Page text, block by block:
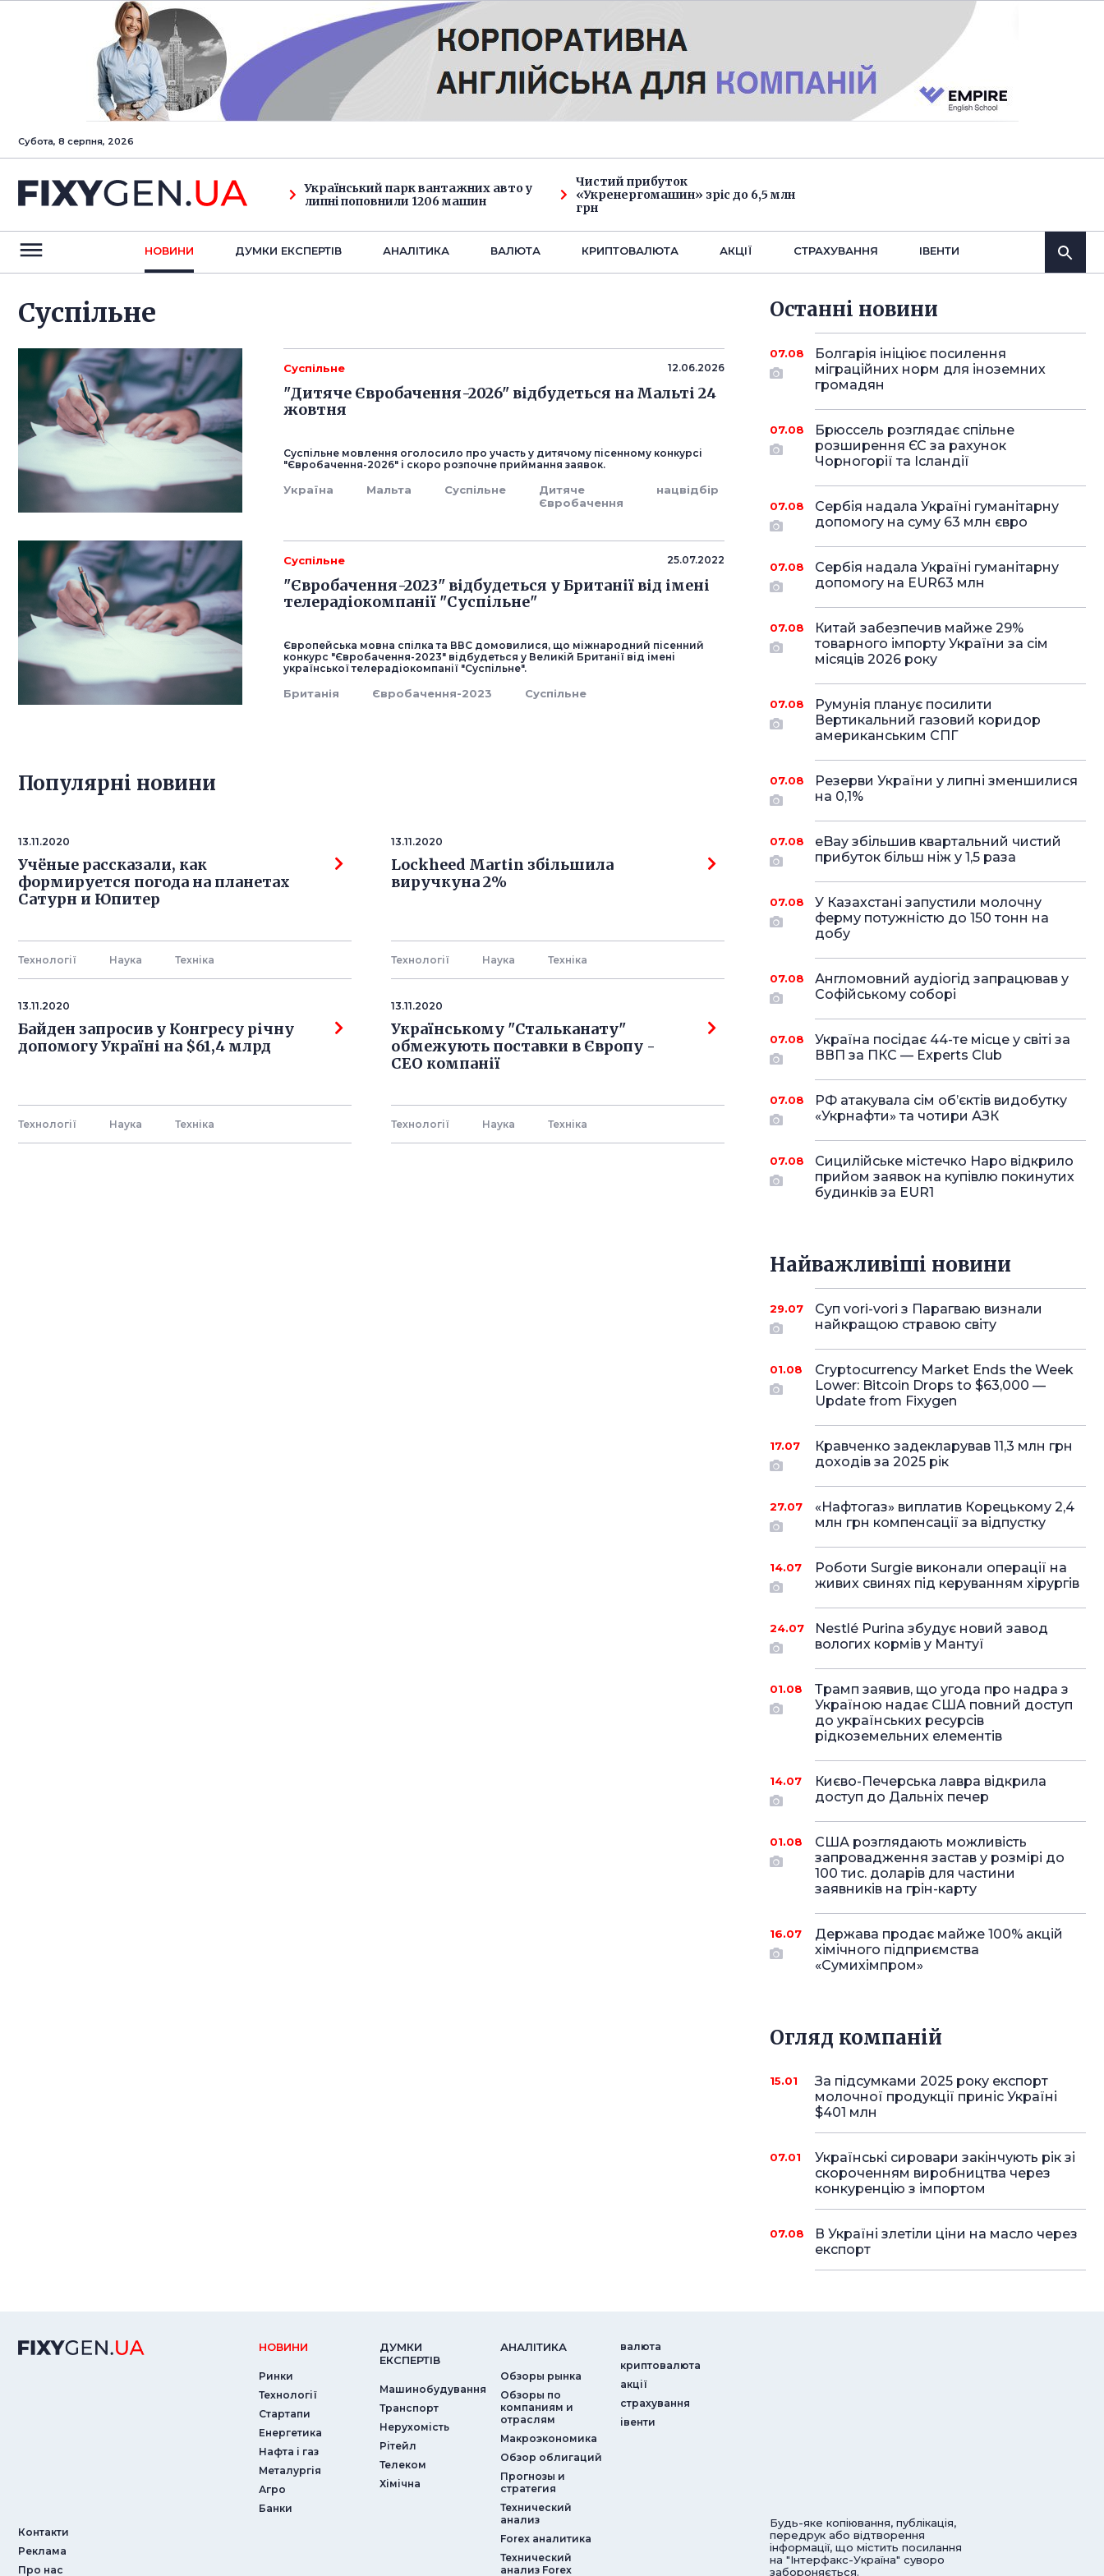
Субота, 8 серпня, 2026
Український парк вантажних авто у
липні поповнили 1206 машин
Чистий прибуток
«Укренергомашин» зріс до 6,5 млн
грн
НОВИНИ ДУМКИ ЕКСПЕРТIВ АНАЛIТИКА ВАЛЮТА КРИПТОВАЛЮТА АКЦІЇ СТРАХУВАННЯ IВЕНТИ
Суспільне
Суспільне 12.06.2026
"Дитяче Євробачення-2026" відбудеться на Мальті 24
жовтня
Суспільне мовлення оголосило про участь у дитячому пісенному конкурсі
"Євробачення-2026" і скоро розпочне приймання заявок.
Україна Мальта Суспільне
Дитяче
Євробачення
нацвідбір
Суспільне 25.07.2022
"Євробачення-2023" відбудеться у Британії від імені
телерадіокомпанії "Суспільне"
Європейська мовна спілка та ВВС домовилися, що міжнародний пісенний
конкурс "Євробачення-2023" відбудеться у Великій Британії від імені
української телерадіокомпанії "Суспільне".
Британія Євробачення-2023 Суспільне
Популярнi новини
13.11.2020
Учёные рассказали, как
формируется погода на планетах
Сатурн и Юпитер
Технології Наука Технiка
13.11.2020
Lockheed Martin збільшила
виручкуна 2%
Технології Наука Технiка
13.11.2020
Байден запросив у Конгресу річну
допомогу Україні на $61,4 млрд
Технології Наука Технiка
13.11.2020
Українському "Стальканату"
обмежують поставки в Європу -
СЕО компанії
Технології Наука Технiка
Останнi новини
07.08
Болгарія ініціює посилення
міграційних норм для іноземних
громадян
07.08
Брюссель розглядає спільне
розширення ЄС за рахунок
Чорногорії та Ісландії
07.08
Сербія надала Україні гуманітарну
допомогу на суму 63 млн євро
07.08
Сербія надала Україні гуманітарну
допомогу на EUR63 млн
07.08
Китай забезпечив майже 29%
товарного імпорту України за сім
місяців 2026 року
07.08
Румунія планує посилити
Вертикальний газовий коридор
американським СПГ
07.08
Резерви України у липні зменшилися
на 0,1%
07.08
eBay збільшив квартальний чистий
прибуток більш ніж у 1,5 раза
07.08
У Казахстані запустили молочну
ферму потужністю до 150 тонн на
добу
07.08
Англомовний аудіогід запрацював у
Софійському соборі
07.08
Україна посідає 44-те місце у світі за
ВВП за ПКС — Experts Club
07.08
РФ атакувала сім об’єктів видобутку
«Укрнафти» та чотири АЗК
07.08
Сицилійське містечко Наро відкрило
прийом заявок на купівлю покинутих
будинків за EUR1
Найважливіші новини
29.07
Суп vori-vori з Парагваю визнали
найкращою стравою світу
01.08
Cryptocurrency Market Ends the Week
Lower: Bitcoin Drops to $63,000 —
Update from Fixygen
17.07
Кравченко задекларував 11,3 млн грн
доходів за 2025 рік
27.07
«Нафтогаз» виплатив Корецькому 2,4
млн грн компенсації за відпустку
14.07
Роботи Surgie виконали операції на
живих свинях під керуванням хірургів
24.07
Nestlé Purina збудує новий завод
вологих кормів у Мантуї
01.08
Трамп заявив, що угода про надра з
Україною надає США повний доступ
до українських ресурсів
рідкоземельних елементів
14.07
Києво-Печерська лавра відкрила
доступ до Дальніх печер
01.08
США розглядають можливість
запровадження застав у розмірі до
100 тис. доларів для частини
заявників на грін-карту
16.07
Держава продає майже 100% акцій
хімічного підприємства
«Сумихімпром»
Огляд компаній
15.01
За підсумками 2025 року експорт
молочної продукції приніс Україні
$401 млн
07.01
Українські сировари закінчують рік зі
скороченням виробництва через
конкуренцію з імпортом
07.08
В Україні злетіли ціни на масло через
експорт
Контакти
Реклама
Про нас
НОВИНИ
Ринки
Технології
Стартапи
Енергетика
Нафта і газ
Металургія
Агро
Банки
ДУМКИ
ЕКСПЕРТIВ
Машинобудування
Транспорт
Нерухомість
Рітейл
Телеком
Хімічна
АНАЛIТИКА
Обзоры рынка
Обзоры по
компаниям и
отраслям
Макроэкономика
Обзор облигаций
Прогнозы и
стратегия
Технический
анализ
Forex аналитика
Технический
анализ Forex
валюта
криптовалюта
акції
страхування
iвенти
Будь-яке копіювання, публікація,
передрук або відтворення
інформації, що містить посилання
на "Інтерфакс-Україна" суворо
забороняється.